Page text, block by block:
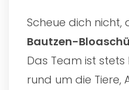
Scheue dich nicht,
Bautzen-
Das Team ist
rund um die Tiere,